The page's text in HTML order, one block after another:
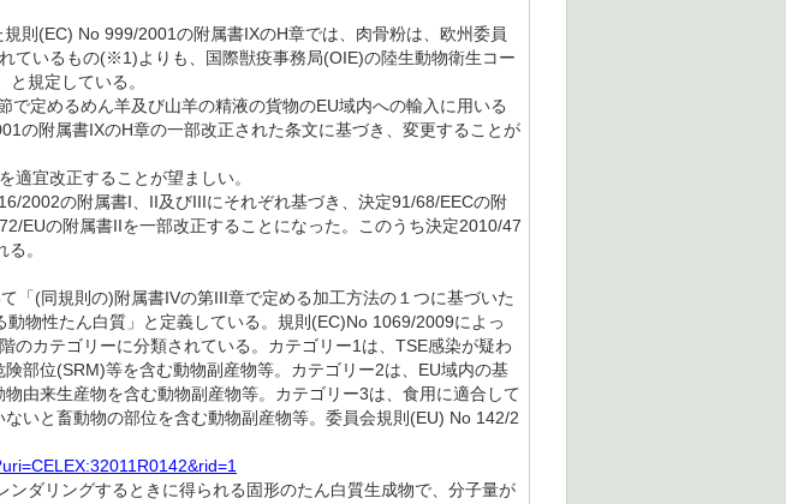
則(EC) No 999/2001の附属書IXのH章では、肉骨粉は、欧州委員
ているもの(※1)よりも、国際獣疫事務局(OIE)の陸生動物衛生コー
規定している。
定めるめん羊及び山羊の精液の貨物のEU域内への輸入に用いる
の附属書IXのH章の一部改正された条文に基づき、変更することが
適宜改正することが望ましい。
2002の附属書I、II及びIIIにそれぞれ基づき、決定91/68/EECの附
EUの附属書IIを一部改正することになった。このうち決定2010/47
。
「(同規則の)附属書IVの第III章で定める加工方法の１つに基づいた
物性たん白質」と定義している。規則(EC)No 1069/2009によっ
のカテゴリーに分類されている。カテゴリー1は、TSE感染が疑わ
部位(SRM)等を含む動物副産物等。カテゴリー2は、EU域内の基
由来生産物を含む動物副産物等。カテゴリー3は、食用に適合して
いと畜動物の部位を含む動物副産物等。委員会規則(EU) No 142/2
ダリングするときに得られる固形のたん白質生成物で、分子量が